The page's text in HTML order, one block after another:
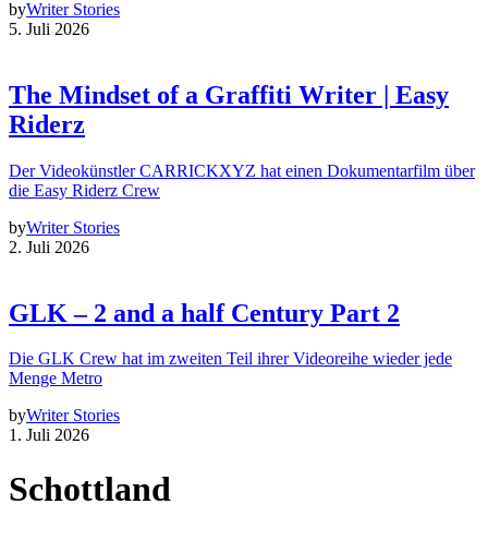
byWriter Stories
5. Juli 2026
The Mindset of a Graffiti Writer | Easy
Riderz
Der Videokünstler CARRICKXYZ hat einen Dokumentarfilm über
die Easy Riderz Crew
byWriter Stories
2. Juli 2026
GLK – 2 and a half Century Part 2
Die GLK Crew hat im zweiten Teil ihrer Videoreihe wieder jede
Menge Metro
byWriter Stories
1. Juli 2026
Schottland